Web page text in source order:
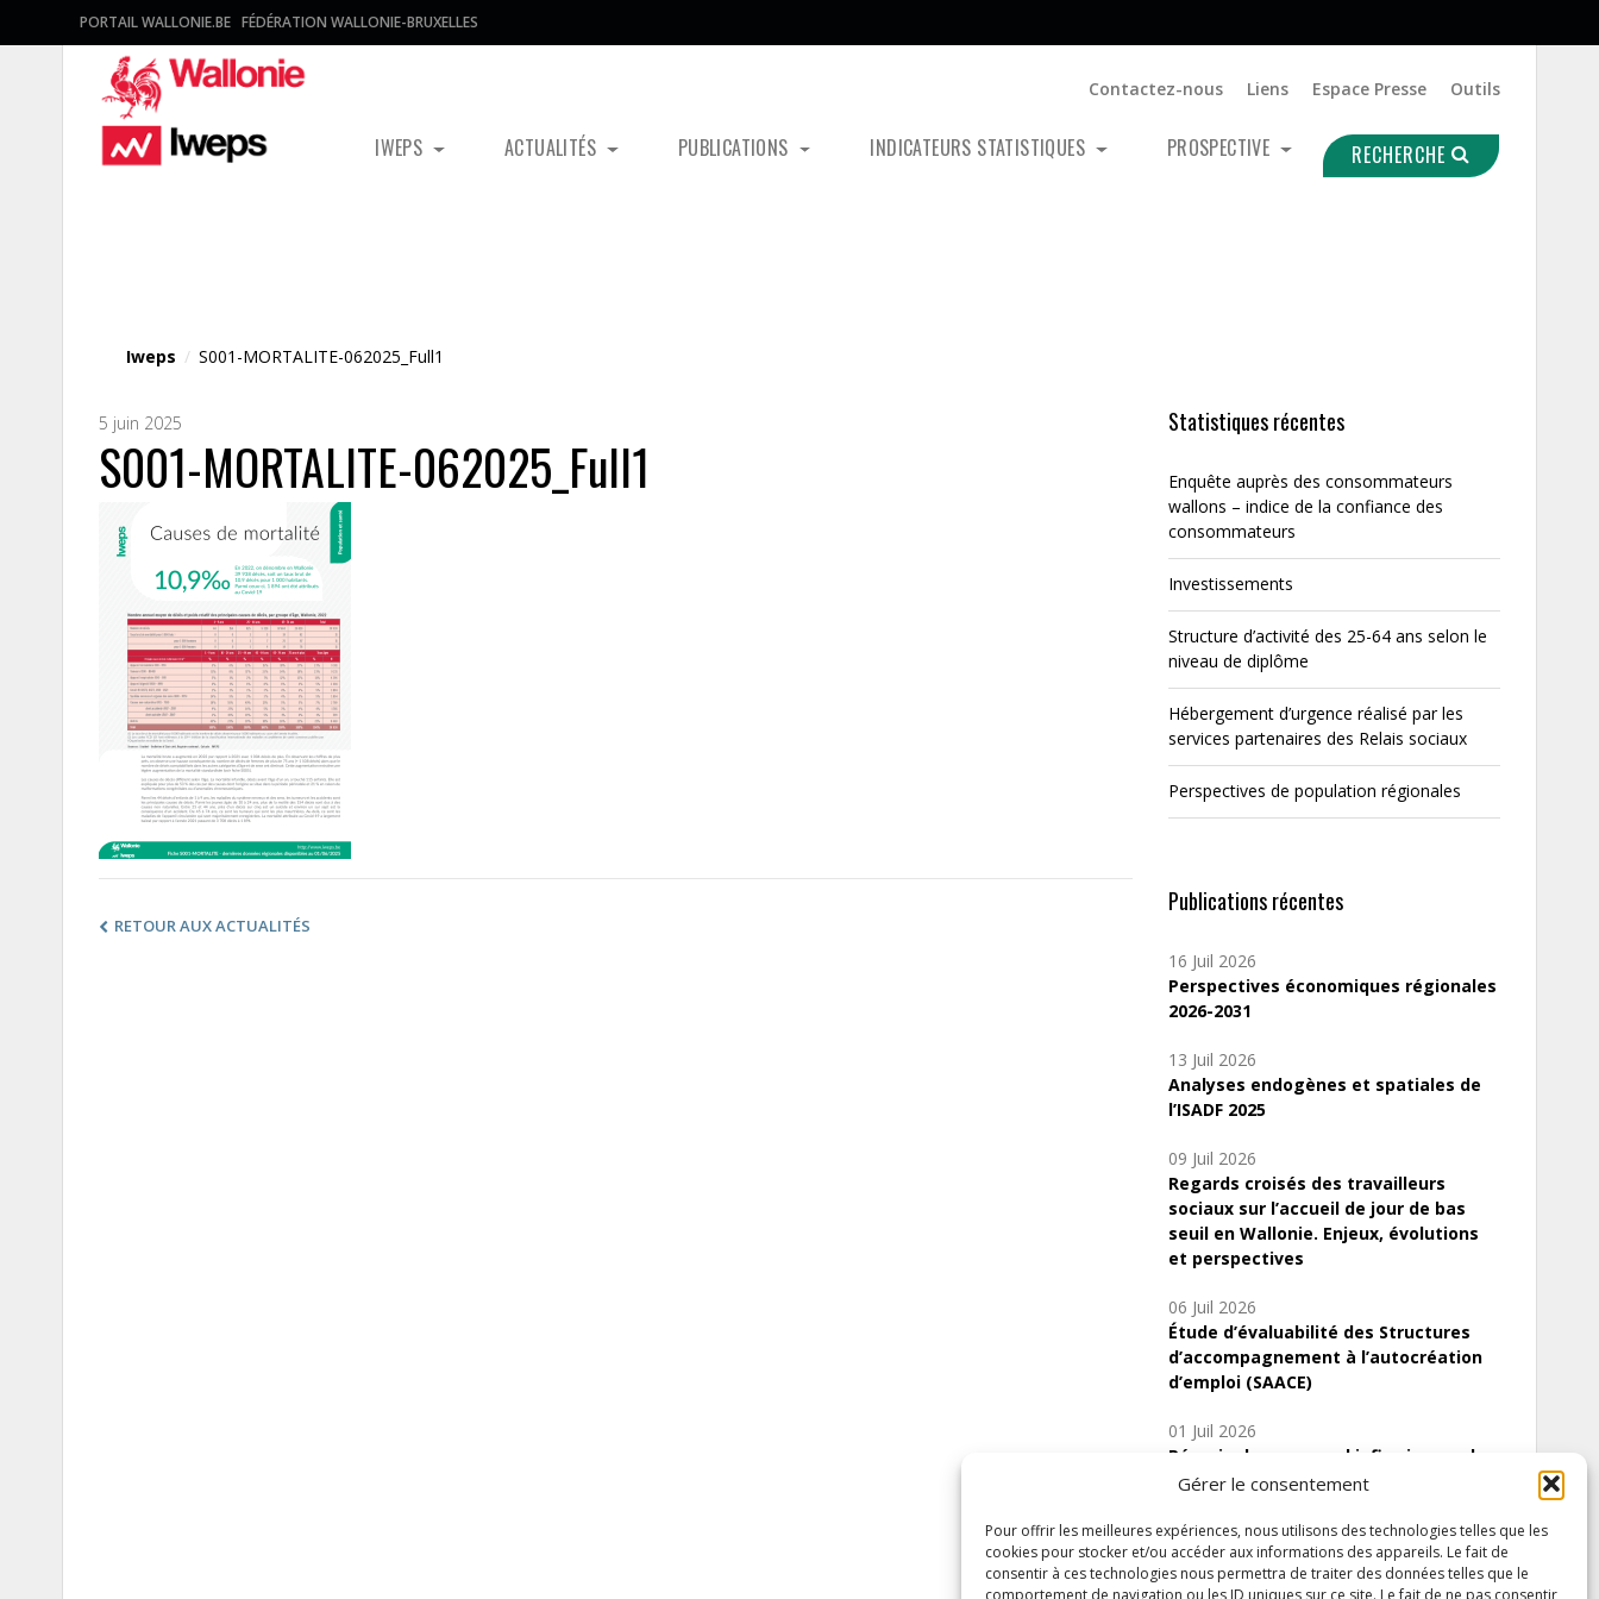
Gérer le consentement
Pour offrir les meilleures expériences, nous utilisons des technologies telles que les
cookies pour stocker et/ou accéder aux informations des appareils. Le fait de
consentir à ces technologies nous permettra de traiter des données telles que le
comportement de navigation ou les ID uniques sur ce site. Le fait de ne pas consentir
PORTAIL WALLONIE.BE FÉDÉRATION WALLONIE-BRUXELLES
Contactez-nous Liens Espace Presse Outils
IWEPS ACTUALITÉS PUBLICATIONS INDICATEURS STATISTIQUES PROSPECTIVE RECHERCHE
Iweps / S001-MORTALITE-062025_Full1
5 juin 2025
S001-MORTALITE-062025_Full1
RETOUR AUX ACTUALITÉS
Statistiques récentes
Enquête auprès des consommateurs
wallons – indice de la confiance des
consommateurs
Investissements
Structure d’activité des 25-64 ans selon le
niveau de diplôme
Hébergement d’urgence réalisé par les
services partenaires des Relais sociaux
Perspectives de population régionales
Publications récentes
16 Juil 2026
Perspectives économiques régionales
2026-2031
13 Juil 2026
Analyses endogènes et spatiales de
l’ISADF 2025
09 Juil 2026
Regards croisés des travailleurs
sociaux sur l’accueil de jour de bas
seuil en Wallonie. Enjeux, évolutions
et perspectives
06 Juil 2026
Étude d’évaluabilité des Structures
d’accompagnement à l’autocréation
d’emploi (SAACE)
01 Juil 2026
Pénurie du personnel infirmier :quels
indicateurs d’offre de soins pour